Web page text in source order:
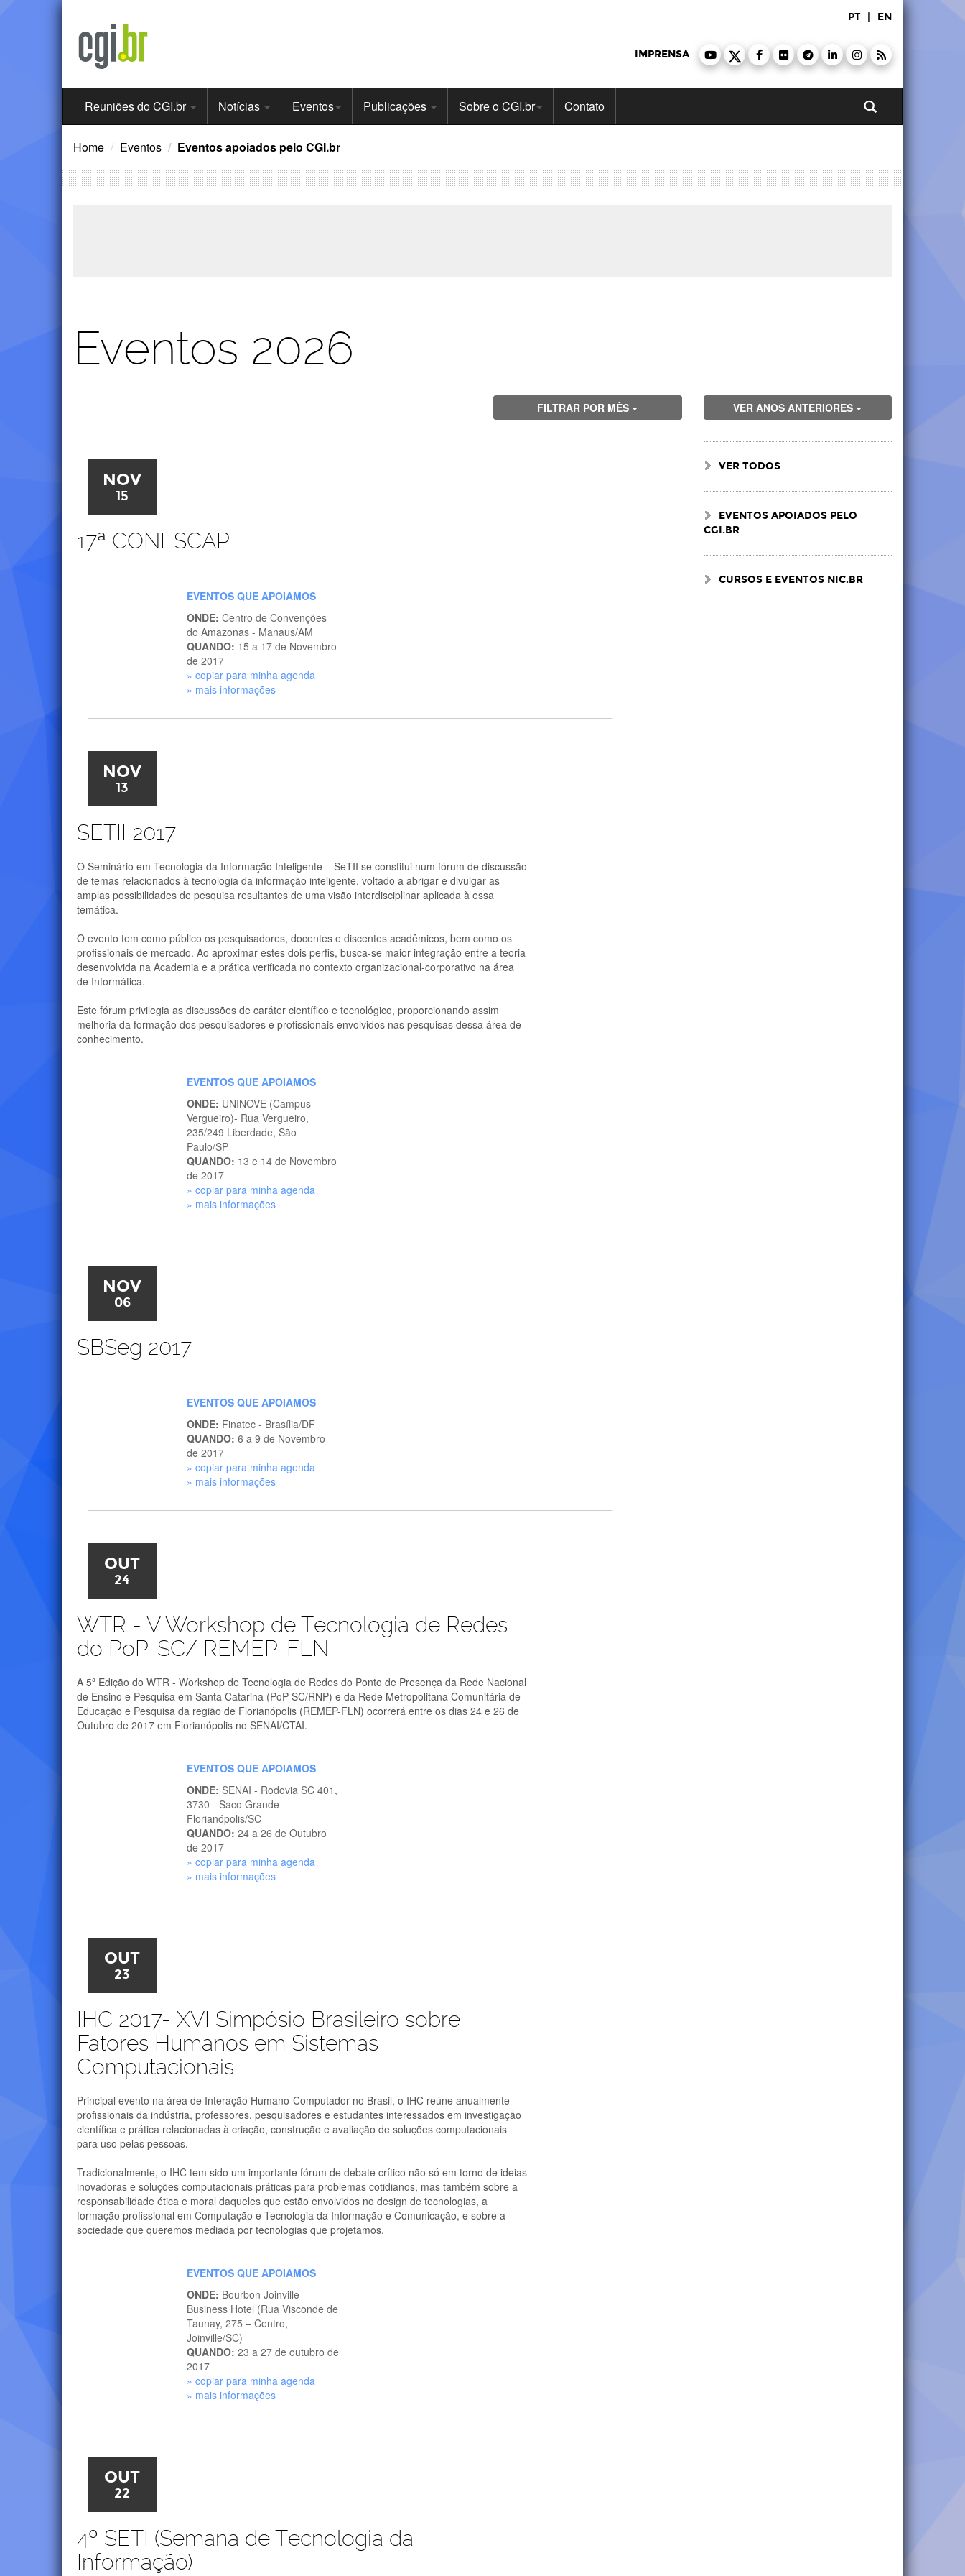
Ir
conteúdo
PT | EN
IMPRENSA
Menu
Principal
Reuniões do CGI.br Notícias Eventos Publicações Sobre o CGI.br Contato
Home Eventos Eventos apoiados pelo CGI.br
Eventos 2026
VER ANOS ANTERIORES
FILTRAR POR MÊS
NOV
15
17ª CONESCAP
EVENTOS QUE APOIAMOS
ONDE: Centro de Convenções
do Amazonas - Manaus/AM
QUANDO: 15 a 17 de Novembro
de 2017
» copiar para minha agenda
» mais informações
NOV
13
SETII 2017
O Seminário em Tecnologia da Informação Inteligente – SeTII se constitui num fórum de discussão
de temas relacionados à tecnologia da informação inteligente, voltado a abrigar e divulgar as
amplas possibilidades de pesquisa resultantes de uma visão interdisciplinar aplicada à essa
temática.
O evento tem como público os pesquisadores, docentes e discentes acadêmicos, bem como os
profissionais de mercado. Ao aproximar estes dois perfis, busca-se maior integração entre a teoria
desenvolvida na Academia e a prática verificada no contexto organizacional-corporativo na área
de Informática.
Este fórum privilegia as discussões de caráter científico e tecnológico, proporcionando assim
melhoria da formação dos pesquisadores e profissionais envolvidos nas pesquisas dessa área de
conhecimento.
EVENTOS QUE APOIAMOS
ONDE: UNINOVE (Campus
Vergueiro)- Rua Vergueiro,
235/249 Liberdade, São
Paulo/SP
QUANDO: 13 e 14 de Novembro
de 2017
» copiar para minha agenda
» mais informações
NOV
06
SBSeg 2017
EVENTOS QUE APOIAMOS
ONDE: Finatec - Brasília/DF
QUANDO: 6 a 9 de Novembro
de 2017
» copiar para minha agenda
» mais informações
OUT
24
WTR - V Workshop de Tecnologia de Redes
do PoP-SC/ REMEP-FLN
A 5ª Edição do WTR - Workshop de Tecnologia de Redes do Ponto de Presença da Rede Nacional
de Ensino e Pesquisa em Santa Catarina (PoP-SC/RNP) e da Rede Metropolitana Comunitária de
Educação e Pesquisa da região de Florianópolis (REMEP-FLN) ocorrerá entre os dias 24 e 26 de
Outubro de 2017 em Florianópolis no SENAI/CTAI.
EVENTOS QUE APOIAMOS
ONDE: SENAI - Rodovia SC 401,
3730 - Saco Grande -
Florianópolis/SC
QUANDO: 24 a 26 de Outubro
de 2017
» copiar para minha agenda
» mais informações
OUT
23
IHC 2017- XVI Simpósio Brasileiro sobre
Fatores Humanos em Sistemas
Computacionais
Principal evento na área de Interação Humano-Computador no Brasil, o IHC reúne anualmente
profissionais da indústria, professores, pesquisadores e estudantes interessados em investigação
científica e prática relacionadas à criação, construção e avaliação de soluções computacionais
para uso pelas pessoas.
Tradicionalmente, o IHC tem sido um importante fórum de debate crítico não só em torno de ideias
inovadoras e soluções computacionais práticas para problemas cotidianos, mas também sobre a
responsabilidade ética e moral daqueles que estão envolvidos no design de tecnologias, a
formação profissional em Computação e Tecnologia da Informação e Comunicação, e sobre a
sociedade que queremos mediada por tecnologias que projetamos.
EVENTOS QUE APOIAMOS
ONDE: Bourbon Joinville
Business Hotel (Rua Visconde de
Taunay, 275 – Centro,
Joinville/SC)
QUANDO: 23 a 27 de outubro de
2017
» copiar para minha agenda
» mais informações
OUT
22
4º SETI (Semana de Tecnologia da
Informação)
VER TODOS
EVENTOS APOIADOS PELO
CGI.BR
CURSOS E EVENTOS NIC.BR